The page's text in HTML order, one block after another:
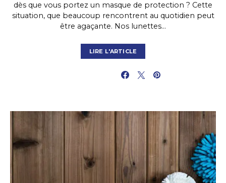
dès que vous portez un masque de protection ? Cette
situation, que beaucoup rencontrent au quotidien peut
être agaçante. Nos lunettes…
LIRE L'ARTICLE